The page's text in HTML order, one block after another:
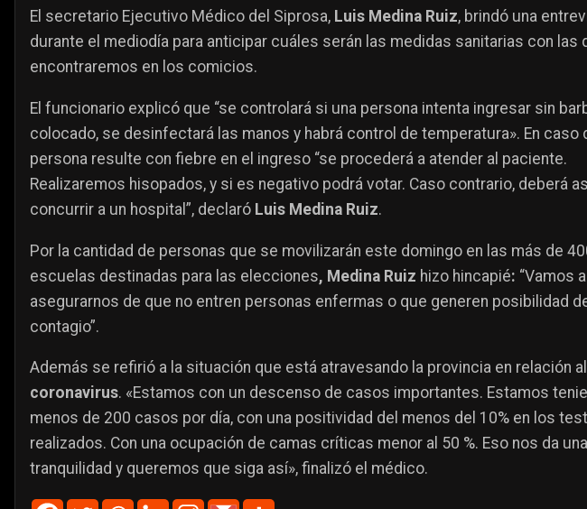
El secretario Ejecutivo Médico del Siprosa, Luis Medina Ruiz, brindó una
durante el mediodía para anticipar cuáles serán las medidas sanitarias con las
encontraremos en los comicios.
El funcionario explicó que “se controlará si una persona intenta ingresar sin
colocado, se desinfectará las manos y habrá control de temperatura». En caso
persona resulte con fiebre en el ingreso “se procederá a atender al paciente.
Realizaremos hisopados, y si es negativo podrá votar. Caso contrario, deberá
concurrir a un hospital”, declaró Luis Medina Ruiz.
Por la cantidad de personas que se movilizarán este domingo en las más de
escuelas destinadas para las elecciones, Medina Ruiz hizo hincapié: “Vamos a
asegurarnos de que no entren personas enfermas o que generen posibilidad
contagio”.
Además se refirió a la situación que está atravesando la provincia en relación al
coronavirus. «Estamos con un descenso de casos importantes. Estamos
menos de 200 casos por día, con una positividad del menos del 10% en los
realizados. Con una ocupación de camas críticas menor al 50 %. Eso nos da
tranquilidad y queremos que siga así», finalizó el médico.